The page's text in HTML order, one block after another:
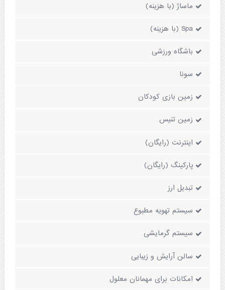
ماساژ (با هزینه)
Spa (با هزینه)
باشگاه ورزشی
سونا
زمین بازی کودکان
زمین تنیس
اینترنت (رایگان)
پارکینگ (رایگان)
تبدیل ارز
سیستم تهویه مطبوع
سیستم گرمایشی
سالن آرایش و زیبایی
امکانات برای مهمانان معلول